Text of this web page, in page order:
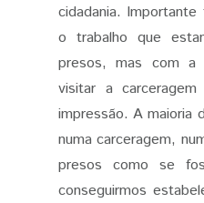
cidadania.
o trabalho que
presos, mas com a
visitar a
impressão. A maioria
numa carceragem,
presos como se
conseguirmos